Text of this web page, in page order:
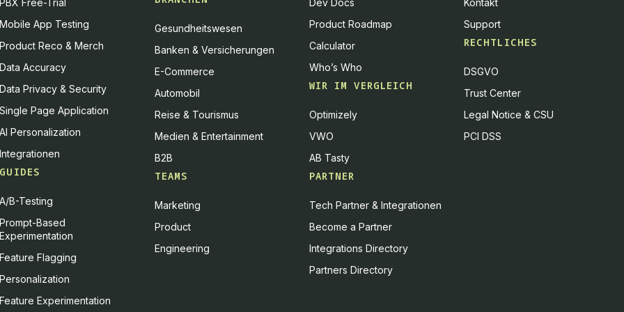
PBX Free-Trial
Mobile App Testing
Product Reco & Merch
Data Accuracy
Data Privacy & Security
Single Page Application
AI Personalization
Integrationen
GUIDES
A/B-Testing
Prompt-Based
Experimentation
Feature Flagging
Personalization
Feature Experimentation
Gesundheitswesen
Banken & Versicherungen
E-Commerce
Automobil
Reise & Tourismus
Medien & Entertainment
B2B
TEAMS
Marketing
Product
Engineering
Dev Docs
Product Roadmap
Calculator
Who’s Who
WIR IM VERGLEICH
Optimizely
VWO
AB Tasty
PARTNER
Tech Partner & Integrationen
Become a Partner
Integrations Directory
Partners Directory
Kontakt
Support
RECHTLICHES
DSGVO
Trust Center
Legal Notice & CSU
PCI DSS